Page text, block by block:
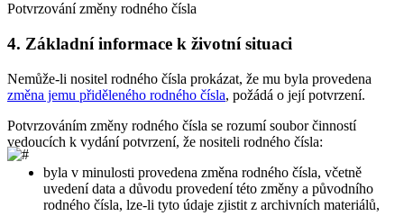
Potvrzování změny rodného čísla
4. Základní informace k životní situaci
Nemůže-li nositel rodného čísla prokázat, že mu byla provedena
změna jemu přiděleného rodného čísla, požádá o její potvrzení.
Potvrzováním změny rodného čísla se rozumí soubor činností
vedoucích k vydání potvrzení, že nositeli rodného čísla:
byla v minulosti provedena změna rodného čísla, včetně
uvedení data a důvodu provedení této změny a původního
rodného čísla, lze-li tyto údaje zjistit z archivních materiálů,